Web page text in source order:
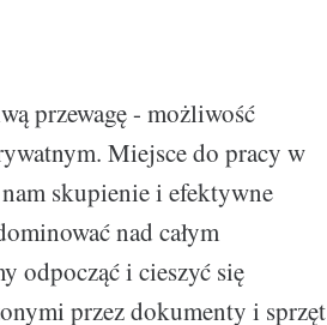
przewagę - możliwość
Miejsce do pracy w
skupienie i efektywne
nad całym
odpocząć i cieszyć się
przez dokumenty i sprzęt